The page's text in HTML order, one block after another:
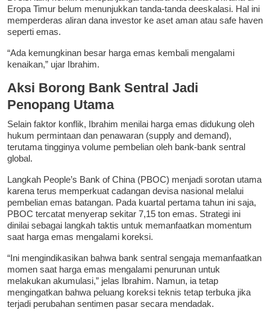
Eropa Timur belum menunjukkan tanda-tanda deeskalasi. Hal ini
memperderas aliran dana investor ke aset aman atau safe haven
seperti emas.
“Ada kemungkinan besar harga emas kembali mengalami
kenaikan,” ujar Ibrahim.
Aksi Borong Bank Sentral Jadi
Penopang Utama
Selain faktor konflik, Ibrahim menilai harga emas didukung oleh
hukum permintaan dan penawaran (supply and demand),
terutama tingginya volume pembelian oleh bank-bank sentral
global.
Langkah People’s Bank of China (PBOC) menjadi sorotan utama
karena terus memperkuat cadangan devisa nasional melalui
pembelian emas batangan. Pada kuartal pertama tahun ini saja,
PBOC tercatat menyerap sekitar 7,15 ton emas. Strategi ini
dinilai sebagai langkah taktis untuk memanfaatkan momentum
saat harga emas mengalami koreksi.
“Ini mengindikasikan bahwa bank sentral sengaja memanfaatkan
momen saat harga emas mengalami penurunan untuk
melakukan akumulasi,” jelas Ibrahim. Namun, ia tetap
mengingatkan bahwa peluang koreksi teknis tetap terbuka jika
terjadi perubahan sentimen pasar secara mendadak.